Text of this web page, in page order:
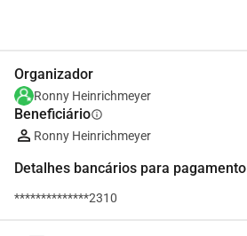
Organizador
Ronny Heinrichmeyer
Beneficiárioinfo
Ronny Heinrichmeyer
Detalhes bancários para pagamento
**************2310